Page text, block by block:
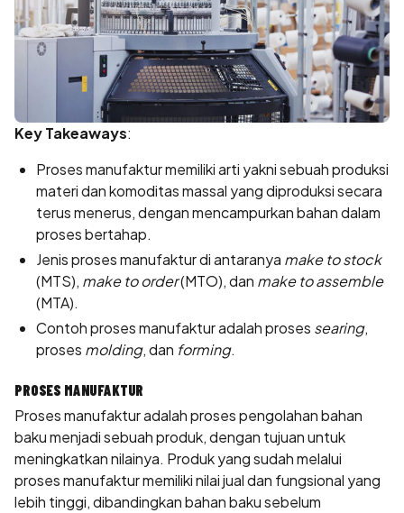
Key Takeaways:
Proses manufaktur memiliki arti yakni sebuah produksi
materi dan komoditas massal yang diproduksi secara
terus menerus, dengan mencampurkan bahan dalam
proses bertahap.
Jenis proses manufaktur di antaranya make to stock
(MTS), make to order(MTO), dan make to assemble
(MTA).
Contoh proses manufaktur adalah proses searing,
proses molding, dan forming.
PROSES MANUFAKTUR
Proses manufaktur adalah proses pengolahan bahan
baku menjadi sebuah produk, dengan tujuan untuk
meningkatkan nilainya. Produk yang sudah melalui
proses manufaktur memiliki nilai jual dan fungsional yang
lebih tinggi, dibandingkan bahan baku sebelum